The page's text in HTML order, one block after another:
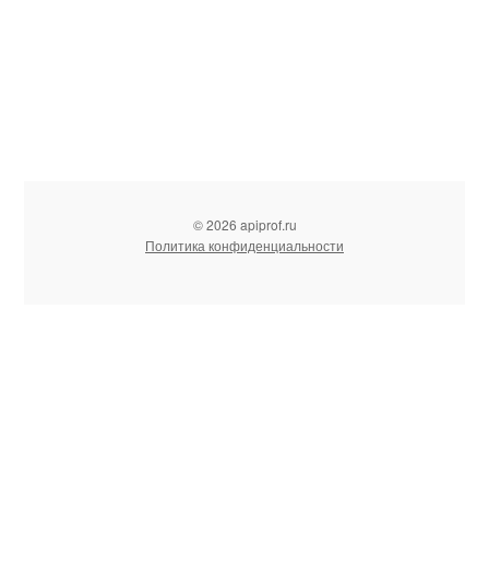
© 2026 apiprof.ru
Политика конфиденциальности